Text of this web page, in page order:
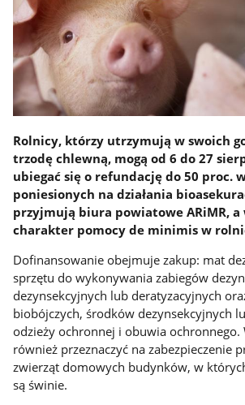
Rolnicy, którzy utrzymują w swoich
trzodę chlewną, mogą od 6 do 27
ubiegać się o refundację do 50 proc.
poniesionych na działania
przyjmują biura powiatowe ARiMR, a
charakter pomocy de minimis w
Dofinansowanie obejmuje zakup: mat
sprzętu do wykonywania zabiegów
dezynsekcyjnych lub deratyzacyjnych
biobójczych, środków dezynsekcyjnych
odzieży ochronnej i obuwia ochronnego.
również przeznaczyć na zabezpieczenie
zwierząt domowych budynków, w
są świnie.